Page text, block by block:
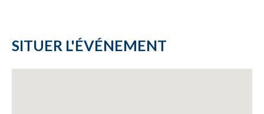
SITUER L'ÉVÉNEMENT